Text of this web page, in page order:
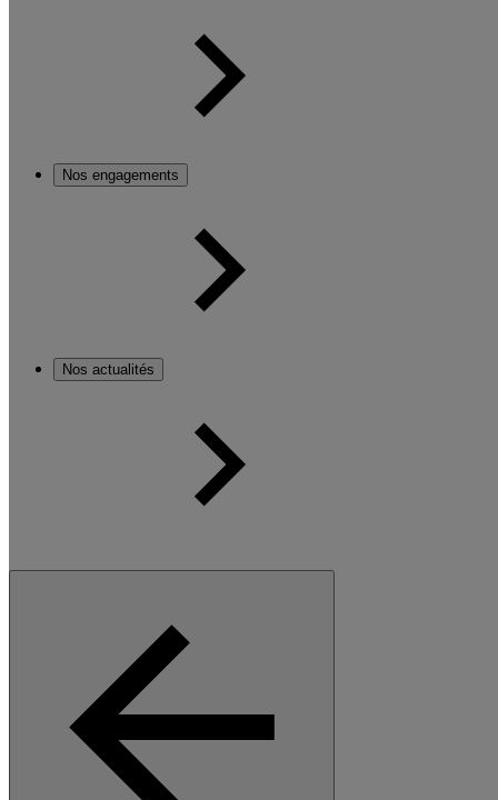
Nos engagements
Nos actualités